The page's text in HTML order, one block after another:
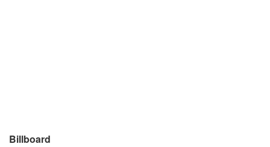
Billboard